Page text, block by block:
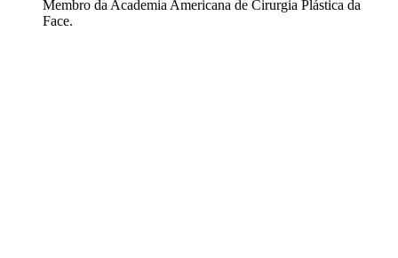
Membro da Academia Americana de Cirurgia Plástica da
Face.